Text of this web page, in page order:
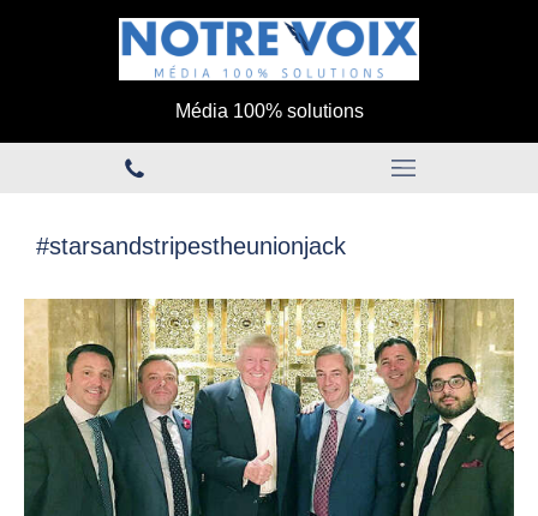
Média 100% solutions
#starsandstripestheunionjack